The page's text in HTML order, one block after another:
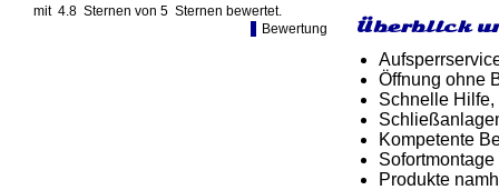
mit 4.8 Sternen von 5 Sternen bewertet.
Bewertung
Überblick
Öffnung ohne
Schnelle Hilfe,
Kompetente
Produkte